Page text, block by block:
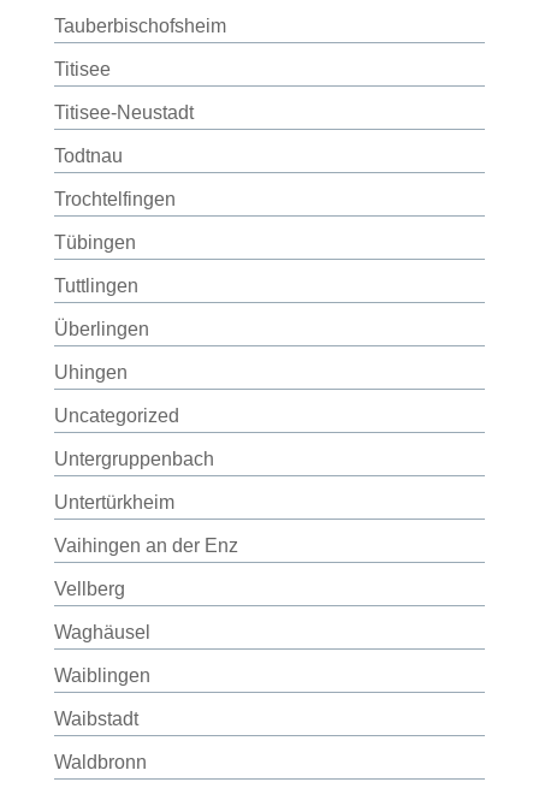
Tauberbischofsheim
Titisee
Titisee-Neustadt
Todtnau
Trochtelfingen
Tübingen
Tuttlingen
Überlingen
Uhingen
Uncategorized
Untergruppenbach
Untertürkheim
Vaihingen an der Enz
Vellberg
Waghäusel
Waiblingen
Waibstadt
Waldbronn